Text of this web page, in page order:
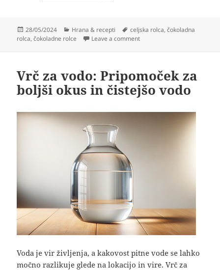
Posted
on
28/05/2024 Categories
Hrana & recepti Tags
celjska rolca,čokoladna
rolca,čokoladne rolce Leave a commenton Celjska rolca: Od lokalne
Vrč za vodo: Pripomoček za
boljši okus in čistejšo vodo
Voda je vir življenja, a kakovost pitne vode se lahko
močno razlikuje glede na lokacijo in vire. Vrč za